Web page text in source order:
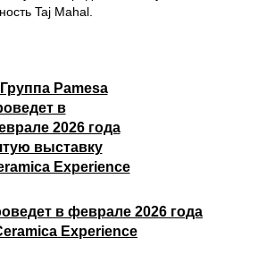
Taj Mahal.
в феврале 2026 года
Experience